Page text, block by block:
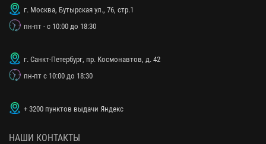
г. Москва, Бутырская ул., 76, стр.1
пн-пт - с 10:00 до 18:30
г. Санкт-Петербург, пр. Космонавтов, д. 42
пн-пт с 10:00 до 18:30
+ 3200 пунктов выдачи Яндекс
НАШИ КОНТАКТЫ